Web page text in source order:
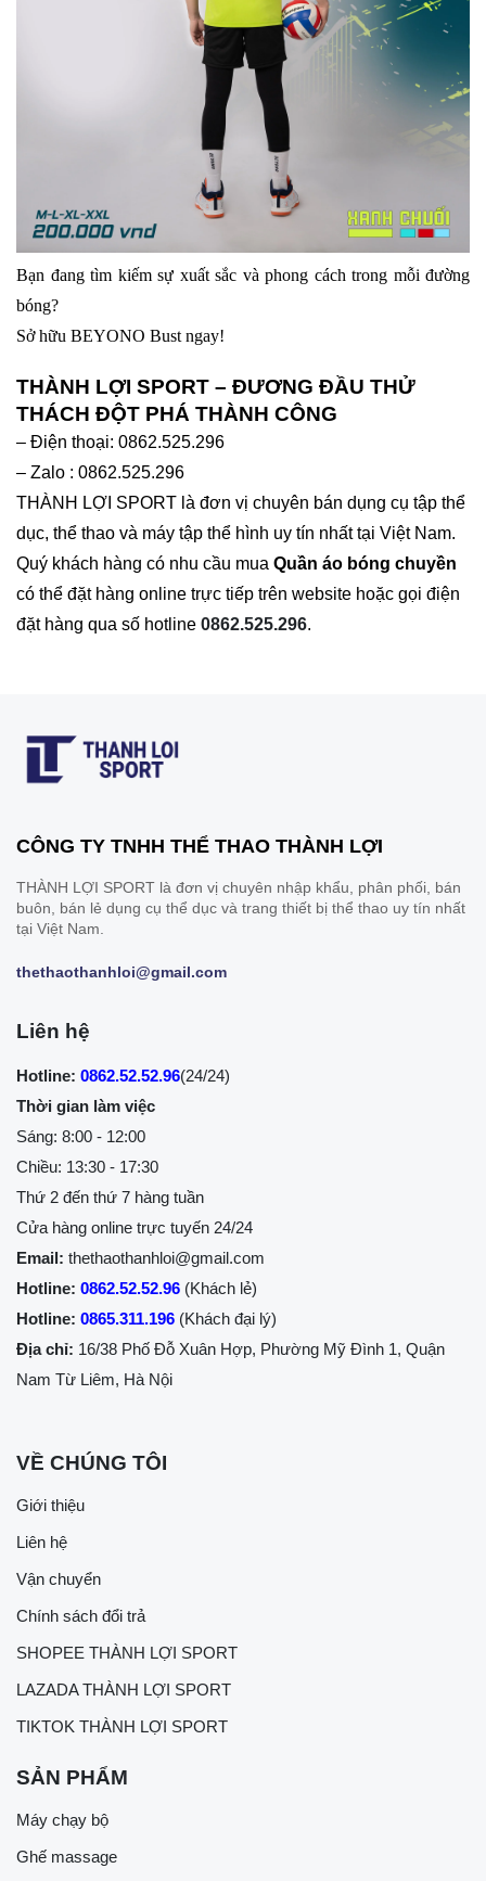
Bạn đang tìm kiếm sự xuất sắc và phong cách trong mỗi đường
bóng?
Sở hữu BEYONO Bust ngay!
THÀNH LỢI SPORT – ĐƯƠNG ĐẦU THỬ
THÁCH ĐỘT PHÁ THÀNH CÔNG
– Điện thoại: 0862.525.296
– Zalo : 0862.525.296
THÀNH LỢI SPORT là đơn vị chuyên bán dụng cụ tập thể
dục, thể thao và máy tập thể hình uy tín nhất tại Việt Nam.
Quý khách hàng có nhu cầu mua Quần áo bóng chuyền
có thể đặt hàng online trực tiếp trên website hoặc gọi điện
đặt hàng qua số hotline 0862.525.296.
CÔNG TY TNHH THỂ THAO THÀNH LỢI
THÀNH LỢI SPORT là đơn vị chuyên nhập khẩu, phân phối, bán
buôn, bán lẻ dụng cụ thể dục và trang thiết bị thể thao uy tín nhất
tại Việt Nam.
thethaothanhloi@gmail.com
Liên hệ
Hotline: 0862.52.52.96(24/24)
Thời gian làm việc
Sáng: 8:00 - 12:00
Chiều: 13:30 - 17:30
Thứ 2 đến thứ 7 hàng tuần
Cửa hàng online trực tuyến 24/24
Email: thethaothanhloi@gmail.com
Hotline: 0862.52.52.96 (Khách lẻ)
Hotline: 0865.311.196 (Khách đại lý)
Địa chỉ: 16/38 Phố Đỗ Xuân Hợp, Phường Mỹ Đình 1, Quận
Nam Từ Liêm, Hà Nội
VỀ CHÚNG TÔI
Giới thiệu
Liên hệ
Vận chuyển
Chính sách đổi trả
SHOPEE THÀNH LỢI SPORT
LAZADA THÀNH LỢI SPORT
TIKTOK THÀNH LỢI SPORT
SẢN PHẨM
Máy chạy bộ
Ghế massage